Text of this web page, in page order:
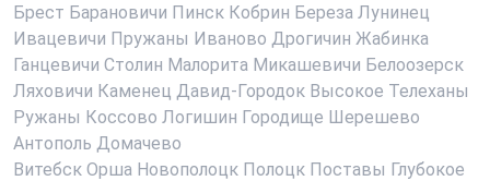
Брест Барановичи Пинск Кобрин Береза Лунинец
Ивацевичи Пружаны Иваново Дрогичин Жабинка
Ганцевичи Столин Малорита Микашевичи Белоозерск
Ляховичи Каменец Давид-Городок Высокое Телеханы
Ружаны Коссово Логишин Городище Шерешево
Антополь Домачево
Витебск Орша Новополоцк Полоцк Поставы Глубокое